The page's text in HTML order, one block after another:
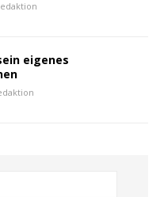
eigenes